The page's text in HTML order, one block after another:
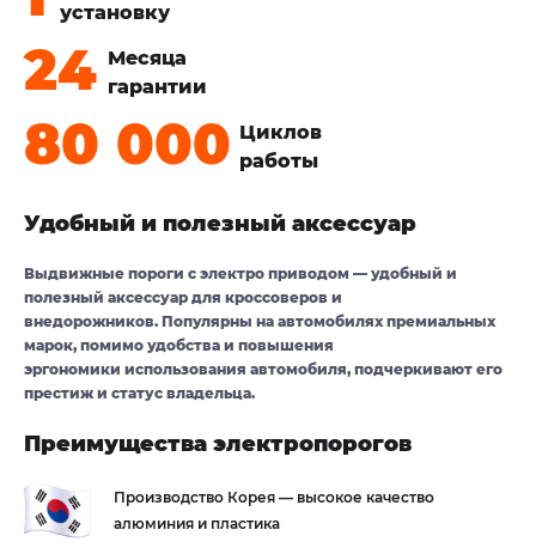
установку
Месяца
гарантии
Циклов
работы
Удобный и полезный аксессуар
Выдвижные пороги с электро приводом — удобный и
полезный аксессуар для кроссоверов и
внедорожников. Популярны на автомобилях премиальных
марок, помимо удобства и повышения
эргономики использования автомобиля, подчеркивают его
престиж и статус владельца.
Преимущества электропорогов
Производство Корея — высокое качество
алюминия и пластика